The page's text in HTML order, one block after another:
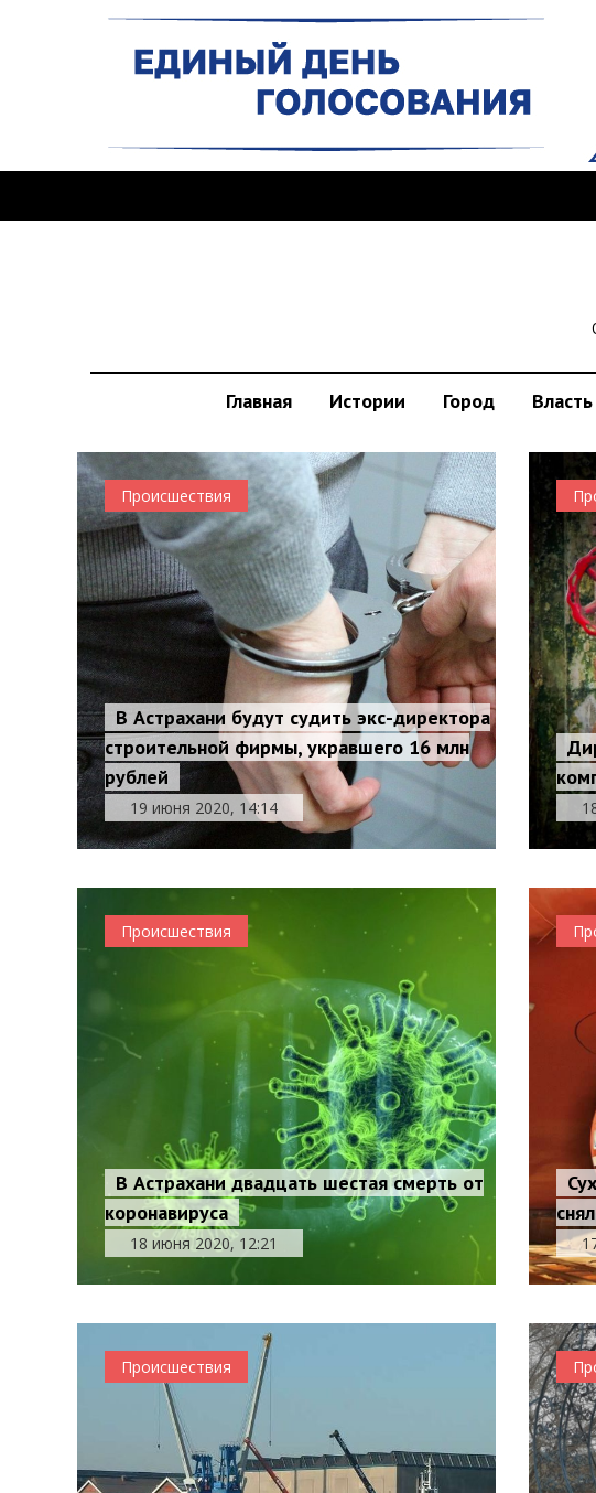
Главная Истории Город Власть
Происшествия
В Астрахани будут судить экс-директора
строительной фирмы, укравшего 16 млн
рублей
19 июня 2020, 14:14
Происшествия
В Астрахани двадцать шестая смерть от
коронавируса
18 июня 2020, 12:21
Происшествия